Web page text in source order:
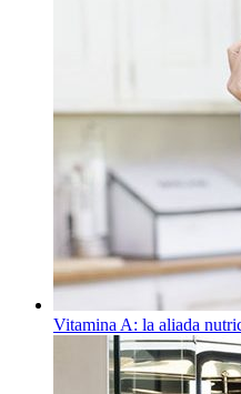
Vitamina A: la aliada